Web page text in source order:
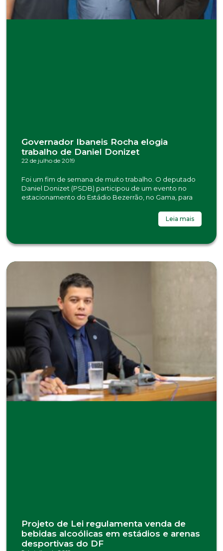
Governador Ibaneis Rocha elogia
trabalho de Daniel Donizet
22 de julho de 2019
Foi um fim de semana de muito trabalho. O deputado
Daniel Donizet (PSDB) participou de um evento no
estacionamento do Estádio Bezerrão, no Gama, para
Leia mais
Projeto de Lei regulamenta venda de
bebidas alcoólicas em estádios e arenas
desportivas do DF